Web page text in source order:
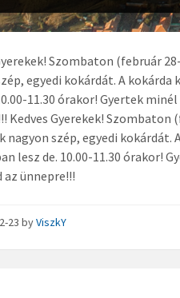
Szombaton (február
egyedi kokárdát. A
11.30 órakor! Gyertek
Kedves Gyerekek!
nagyon szép, egyedi
lesz de. 10.00-11.30 órakor!
az ünnepre!!!
23byViszkY